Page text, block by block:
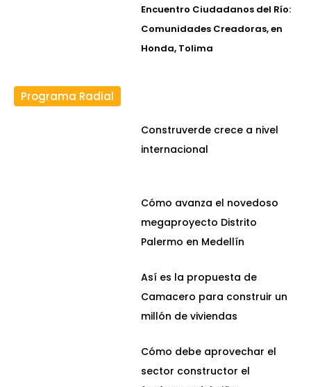
Encuentro Ciudadanos del Río:
Comunidades Creadoras, en
Honda, Tolima
Programa Radial
Construverde crece a nivel
internacional
Cómo avanza el novedoso
megaproyecto Distrito
Palermo en Medellín
Así es la propuesta de
Camacero para construir un
millón de viviendas
Cómo debe aprovechar el
sector constructor el